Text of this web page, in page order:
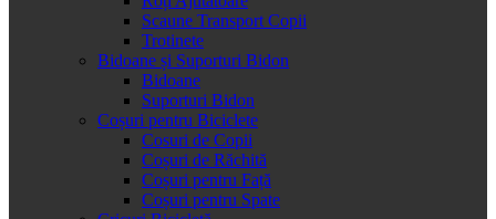
Scaune Transport Copii
Trotinete
Bidoane și Suporturi Bidon
Bidoane
Suporturi Bidon
Coșuri pentru Biciclete
Cosuri de Copii
Coșuri de Răchită
Coșuri pentru Față
Coșuri pentru Spate